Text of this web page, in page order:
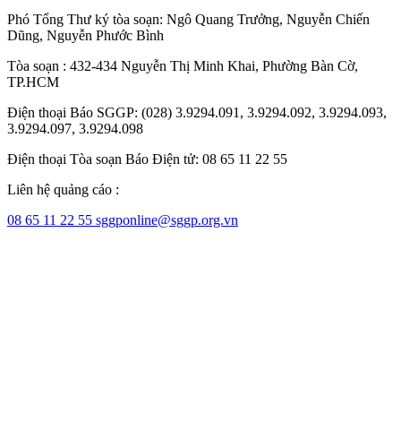
Phó Tổng Thư ký tòa soạn: Ngô Quang Trưởng, Nguyễn Chiến
Dũng, Nguyễn Phước Bình
Tòa soạn : 432-434 Nguyễn Thị Minh Khai, Phường Bàn Cờ,
TP.HCM
Điện thoại Báo SGGP: (028) 3.9294.091, 3.9294.092, 3.9294.093,
3.9294.097, 3.9294.098
Điện thoại Tòa soạn Báo Điện tử: 08 65 11 22 55
Liên hệ quảng cáo :
08 65 11 22 55 sggponline@sggp.org.vn